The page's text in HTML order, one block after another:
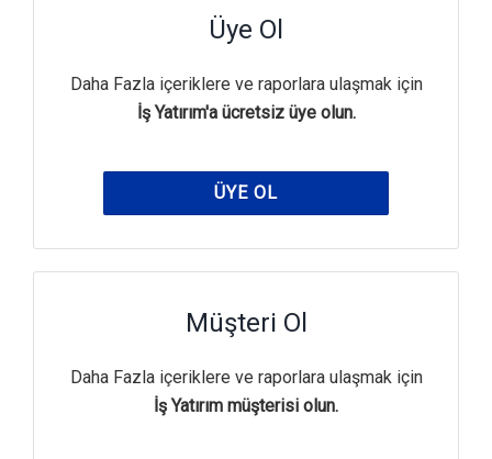
Üye Ol
Daha Fazla içeriklere ve raporlara ulaşmak için
İş Yatırım'a ücretsiz üye olun.
ÜYE OL
Müşteri Ol
Daha Fazla içeriklere ve raporlara ulaşmak için
İş Yatırım müşterisi olun.